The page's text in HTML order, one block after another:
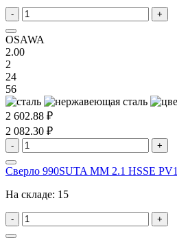
- +
OSAWA
2.00
2
24
56
2 602.88 ₽
2 082.30 ₽
- +
Сверло 990SUTA MM 2.1 HSSE
На складе: 15
- +